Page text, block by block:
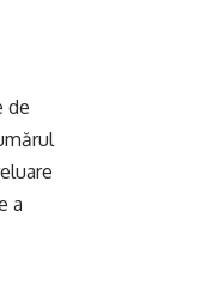
de
a